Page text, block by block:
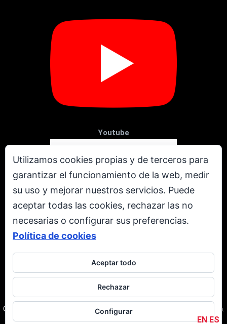
EN ES
Utilizamos cookies propias y de terceros para
garantizar el funcionamiento de la web, medir
su uso y mejorar nuestros servicios. Puede
aceptar todas las cookies, rechazar las no
necesarias o configurar sus preferencias.
Política de cookies
Aceptar todo
Rechazar
Configurar
Youtube
X
Todos los derechos reservados. © Copyright 2001 - 2026.
Corporación Televen C.A. RIF: J-00237616-3. Caracas | Venezuela.